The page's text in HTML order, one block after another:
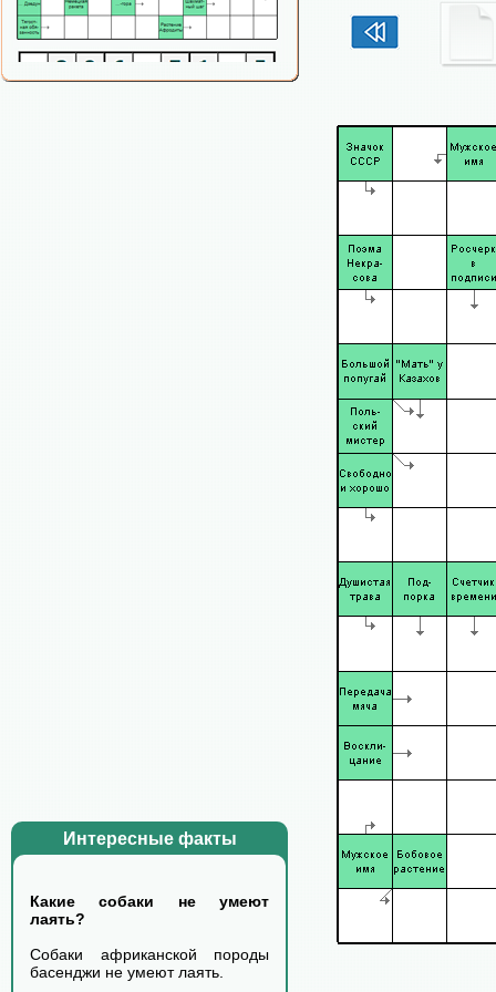
Интересные факты
Какие собаки не умеют
лаять?
Собаки африканской породы
басенджи не умеют лаять.